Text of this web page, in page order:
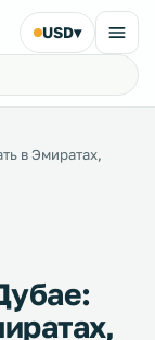
USD▾
в Эмиратах,